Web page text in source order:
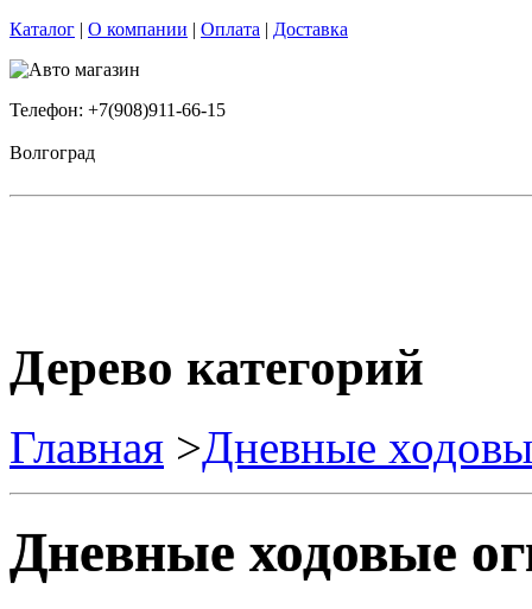
Каталог | О компании | Оплата | Доставка
Телефон: +7(908)911-66-15
Волгоград
Дерево категорий
Главная >Дневные
Дневные ходовые